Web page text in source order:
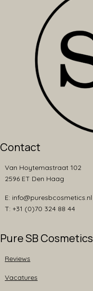
Contact
Van Hoytemastraat 102
2596 ET Den Haag
E: info@puresbcosmetics.nl
T: +31 (0)70 324 88 44
Pure SB Cosmetics
Reviews
Vacatures